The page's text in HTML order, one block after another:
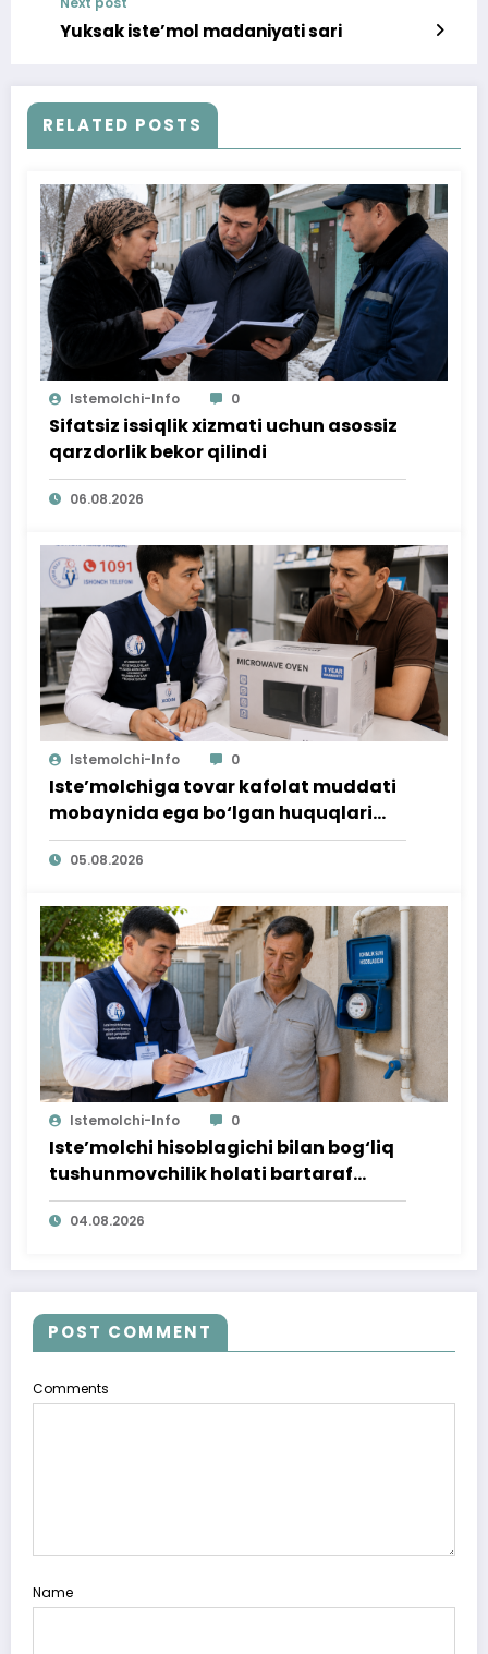
Yuksak iste’mol madaniyati sari
RELATED POSTS
Istemolchi-Info 0
Sifatsiz issiqlik xizmati uchun asossiz
qarzdorlik bekor qilindi
06.08.2026
Istemolchi-Info 0
Iste’molchiga tovar kafolat muddati
mobaynida ega bo‘lgan huquqlari
ta’minlab berildi
05.08.2026
Istemolchi-Info 0
Iste’molchi hisoblagichi bilan bog‘liq
tushunmovchilik holati bartaraf
qilindi
04.08.2026
POST COMMENT
Comments
Name